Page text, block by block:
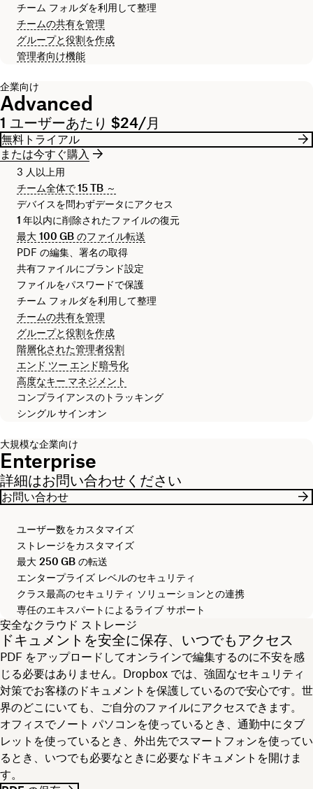
チーム フォルダを利用して整理
チームの共有を管理
グループと役割を作成
管理者向け機能
企業向け
Advanced
1 ユーザーあたり $24/月
無料トライアル
または今すぐ購入
3 人以上用
チーム全体で15 TB ～
デバイスを問わずデータにアクセス
1 年以内に削除されたファイルの復元
最大 100 GB のファイル転送
PDF の編集、署名の取得
共有ファイルにブランド設定
ファイルをパスワードで保護
チーム フォルダを利用して整理
チームの共有を管理
グループと役割を作成
階層化された管理者役割
エンド ツー エンド暗号化
高度なキー マネジメント
コンプライアンスのトラッキング
シングル サインオン
大規模な企業向け
Enterprise
詳細はお問い合わせください
お問い合わせ
ユーザー数をカスタマイズ
ストレージをカスタマイズ
最大 250 GB の転送
エンタープライズ レベルのセキュリティ
クラス最高のセキュリティ ソリューションとの連携
専任のエキスパートによるライブ サポート
安全なクラウド ストレージ
ドキュメントを安全に保存、いつでもアクセス
PDF をアップロードしてオンラインで編集するのに不安を感
じる必要はありません。Dropbox では、強固なセキュリティ
対策でお客様のドキュメントを保護しているので安心です。世
界のどこにいても、ご自分のファイルにアクセスできます。
オフィスでノート パソコンを使っているとき、通勤中にタブ
レットを使っているとき、外出先でスマートフォンを使ってい
るとき、いつでも必要なときに必要なドキュメントを開けま
す。